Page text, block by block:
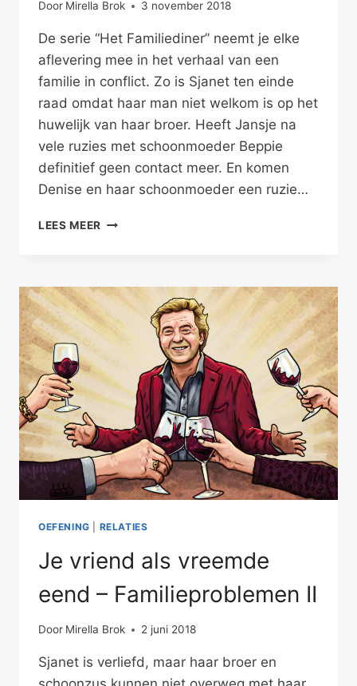
Door Mirella Brok 3 november 2018
De serie “Het Familiediner” neemt je elke
aflevering mee in het verhaal van een
familie in conflict. Zo is Sjanet ten einde
raad omdat haar man niet welkom is op het
huwelijk van haar broer. Heeft Jansje na
vele ruzies met schoonmoeder Beppie
definitief geen contact meer. En komen
Denise en haar schoonmoeder een ruzie…
LEES MEER KIES
JE
DIERBAREN
–
FAMILIEPROBLEMEN
OEFENING RELATIES
Je vriend als vreemde
eend – Familieproblemen II
Door Mirella Brok 2 juni 2018
Sjanet is verliefd, maar haar broer en